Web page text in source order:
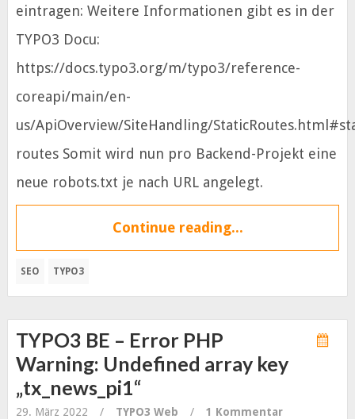
eintragen: Weitere Informationen gibt es in der
TYPO3 Docu:
https://docs.typo3.org/m/typo3/reference-
coreapi/main/en-
us/ApiOverview/SiteHandling/
routes Somit wird nun pro Backend-Projekt eine
neue robots.txt je nach URL angelegt.
Continue reading...
SEO TYPO3
TYPO3 BE – Error PHP
Warning: Undefined array key
„tx_news_pi1“
29. März 2022 / TYPO3 Web / 1 Kommentar